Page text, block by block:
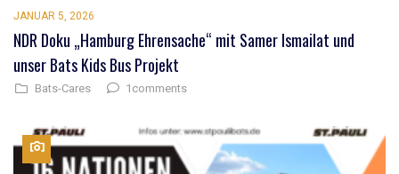
JANUAR 5, 2026
NDR Doku „Hamburg Ehrensache“ mit Samer Ismailat und
unser Bats Kids Bus Projekt
Bats-Cares 1comments